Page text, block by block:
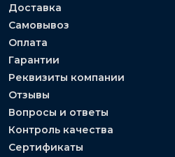
Доставка
Самовывоз
Оплата
Гарантии
Реквизиты компании
Отзывы
Вопросы и ответы
Контроль качества
Сертификаты